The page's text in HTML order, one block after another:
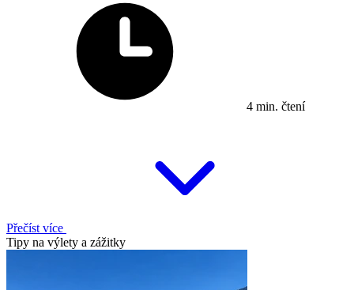
4 min. čtení
Přečíst více
Tipy na výlety a zážitky